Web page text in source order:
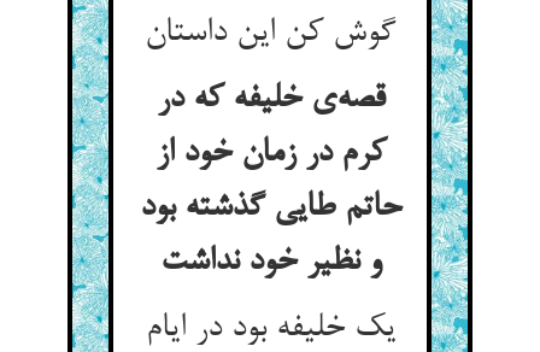
قصه‌‌ی خلیفه که در
کرم در زمان خود از
حاتم طایی گذشته بود
و نظیر خود نداشت‌‌
یک خلیفه بود در ایام